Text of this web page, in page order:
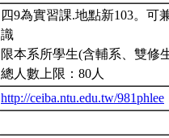
四9為實習課.地點新103。
識
限本系所學生(含輔系、雙修
總人數上限：80人
http://ceiba.ntu.edu.tw/981phlee